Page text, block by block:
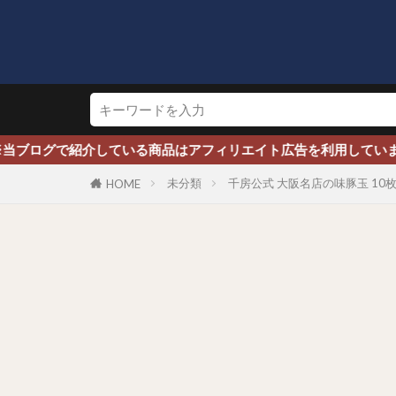
グで紹介している商品はアフィリエイト広告を利用しています※
HOME 未分類 千房公式 大阪名店の味豚玉 10枚